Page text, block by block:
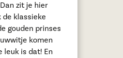
zit je hier
de klassieke
gouden prinses
komen
leuk is dat! En